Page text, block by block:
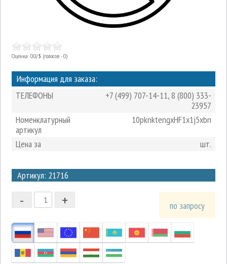
Оценка: 0.0/5 (голосов - 0)
Информация для заказа:
ТЕЛЕФОНЫ
+7 (499) 707-14-11,8 (800) 333-
23957
Номенклатурный
артикул
10pknktengxHF1x1j5xbn
Цена за шт.
Артикул: 21716
2
1
-1
+
- по запросу